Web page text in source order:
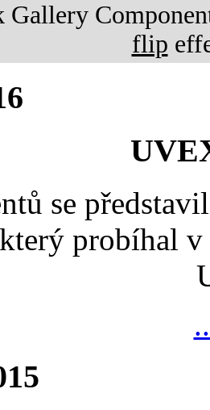
flip
se
probíhal v